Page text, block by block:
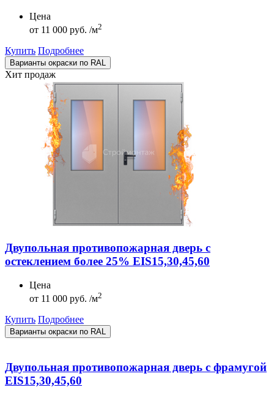
Цена
от 11 000 руб. /м2
Купить Подробнее
Варианты окраски по RAL
Хит продаж
Двупольная противопожарная дверь с
остеклением более 25% EIS15,30,45,60
Цена
от 11 000 руб. /м2
Купить Подробнее
Варианты окраски по RAL
Двупольная противопожарная дверь с фрамугой
EIS15,30,45,60